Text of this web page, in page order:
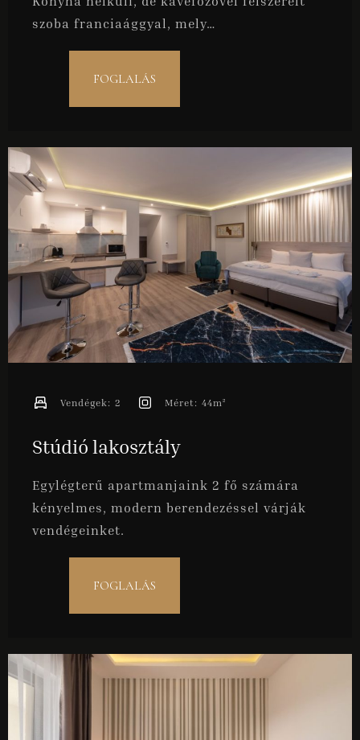
szoba franciaággyal, mely…
FOGLALÁS
Stúdió lakosztály
Egylégterű apartmanjaink 2 fő számára
kényelmes, modern berendezéssel várják
vendégeinket.
Vendégek: 2 Méret: 44m²
FOGLALÁS